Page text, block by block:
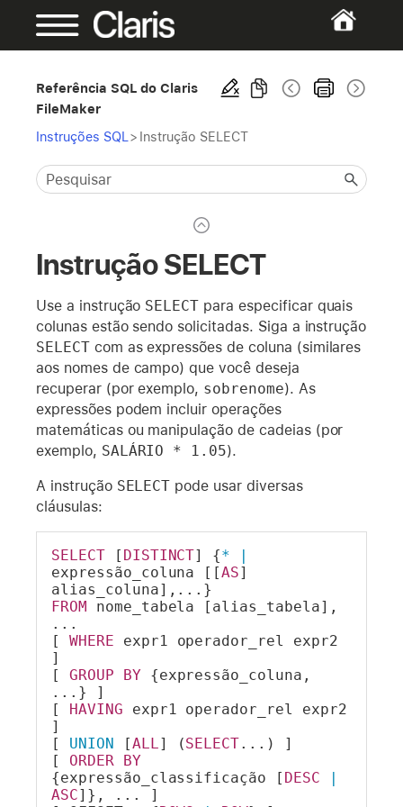
Referência SQL do Claris
FileMaker
Instruções SQL > Instrução SELECT
Instrução SELECT
Use a instrução SELECT para especificar quais
colunas estão sendo solicitadas. Siga a instrução
SELECTcom as expressões de coluna (similares
aos nomes de campo) que você deseja
recuperar (por exemplo, sobrenome). As
expressões podem incluir operações
matemáticas ou manipulação de cadeias (por
exemplo, SALÁRIO * 1.05).
A instrução SELECT pode usar diversas
cláusulas:
SELECT [ DISTINCT] {*
|
expressão_coluna [[AS]
alias_coluna],...}
FROM nome_tabela [alias_tabela],
...
[ WHERE expr1 operador_rel expr2
]
[ GROUP BY {expressão_coluna,
...} ]
[ HAVING expr1 operador_rel expr2
]
[ UNION [ALL] (SELECT...) ]
[ ORDER BY
{expressão_classificação [ DESC
|
ASC]}, ... ]